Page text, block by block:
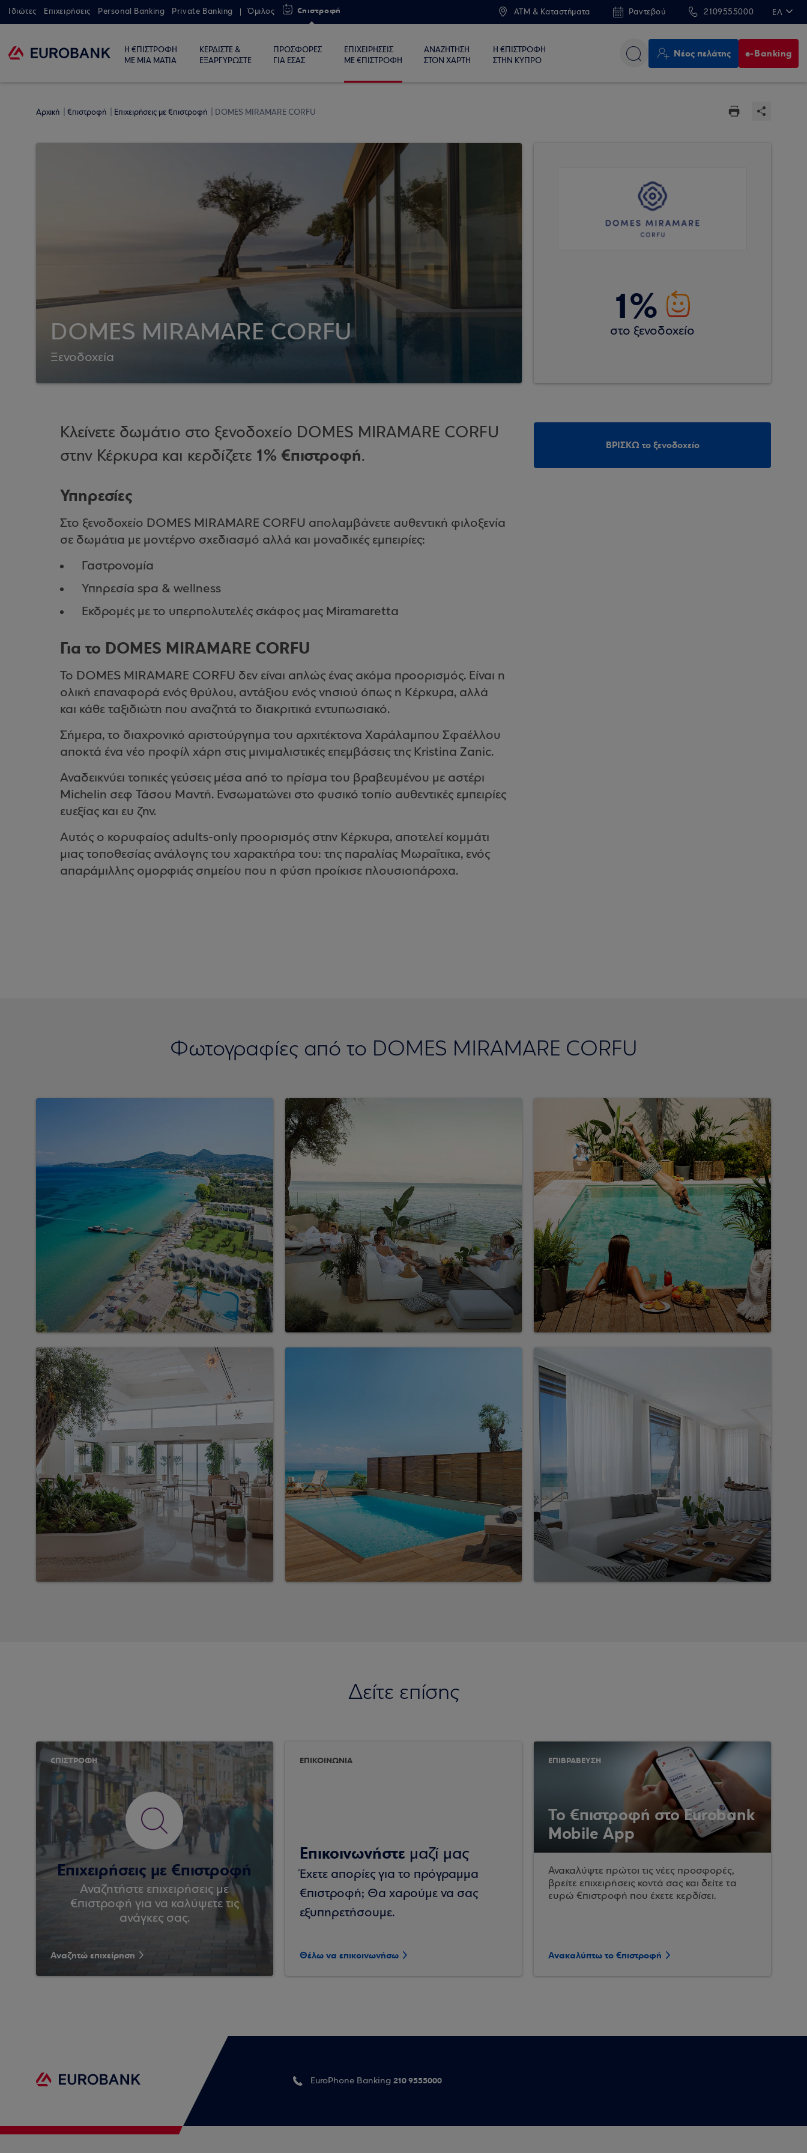
Ιδιώτες Επιχειρήσεις Personal Banking Private Banking Όμιλος €πιστροφή ATM & Καταστήματα Ραντεβού 2109555000 ΕΛ
Η €ΠΙΣΤΡΟΦΗ
ΜΕ ΜΙΑ ΜΑΤΙΑ
ΚΕΡΔΙΣΤΕ &
ΕΞΑΡΓΥΡΩΣΤΕ
ΠΡΟΣΦΟΡΕΣ
ΓΙΑ ΕΣΑΣ
ΕΠΙΧΕΙΡΗΣΕΙΣ
ΜΕ €ΠΙΣΤΡΟΦΗ
ΑΝΑΖΗΤΗΣΗ
ΣΤΟΝ ΧΑΡΤΗ
Η €ΠΙΣΤΡΟΦΗ
ΣΤΗΝ ΚΥΠΡΟ
Νέος πελάτης e-Banking
Αρχική €πιστροφή Επιχειρήσεις με €πιστροφή DOMES MIRAMARE CORFU
Ξενοδοχεία
DOMES MIRAMARE CORFU
1%
στο ξενοδοχείο
Κλείνετε δωμάτιο στο ξενοδοχείο DOMES MIRAMARE CORFU
στην Κέρκυρα και κερδίζετε 1% €πιστροφή.
Υπηρεσίες
Στο ξενοδοχείο DOMES MIRAMARE CORFU απολαμβάνετε αυθεντική φιλοξενία
σε δωμάτια με μοντέρνο σχεδιασμό αλλά και μοναδικές εμπειρίες:
Γαστρονομία
Υπηρεσία spa & wellness
Εκδρομές με το υπερπολυτελές σκάφος μας Miramaretta
Για το DOMES MIRAMARE CORFU
Το DOMES MIRAMARE CORFU δεν είναι απλώς ένας ακόμα προορισμός. Είναι η
ολική επαναφορά ενός θρύλου, αντάξιου ενός νησιού όπως η Κέρκυρα, αλλά
και κάθε ταξιδιώτη που αναζητά το διακριτικά εντυπωσιακό.
Σήμερα, το διαχρονικό αριστούργημα του αρχιτέκτονα Χαράλαμπου Σφαέλλου
αποκτά ένα νέο προφίλ χάρη στις μινιμαλιστικές επεμβάσεις της Kristina Zanic.
Αναδεικνύει τοπικές γεύσεις μέσα από το πρίσμα του βραβευμένου με αστέρι
Michelin σεφ Τάσου Μαντή. Ενσωματώνει στο φυσικό τοπίο αυθεντικές εμπειρίες
ευεξίας και ευ ζην.
Αυτός ο κορυφαίος adults-only προορισμός στην Κέρκυρα, αποτελεί κομμάτι
μιας τοποθεσίας ανάλογης του χαρακτήρα του: της παραλίας Μωραΐτικα, ενός
απαράμιλλης ομορφιάς σημείου που η φύση προίκισε πλουσιοπάροχα.
ΒΡΙΣΚΩ το ξενοδοχείο
Φωτογραφίες από το DOMES MIRAMARE CORFU
Δείτε επίσης
€ΠΙΣΤΡΟΦΗ
Επιχειρήσεις με €πιστροφή
Αναζητήστε επιχειρήσεις με
€πιστροφή για να καλύψετε τις
ανάγκες σας.
Αναζητώ επιχείρηση
ΕΠΙΚΟΙΝΩΝΙΑ
Επικοινωνήστε μαζί μας
Έχετε απορίες για το πρόγραμμα
€πιστροφή; Θα χαρούμε να σας
εξυπηρετήσουμε.
Θέλω να επικοινωνήσω
ΕΠΙΒΡΑΒΕΥΣΗ
Το €πιστροφή στο Eurobank
Mobile App
Ανακαλύψτε πρώτοι τις νέες προσφορές,
βρείτε επιχειρήσεις κοντά σας και δείτε τα
ευρώ €πιστροφή που έχετε κερδίσει.
Ανακαλύπτω το €πιστροφή
EuroPhone Banking 210 9555000